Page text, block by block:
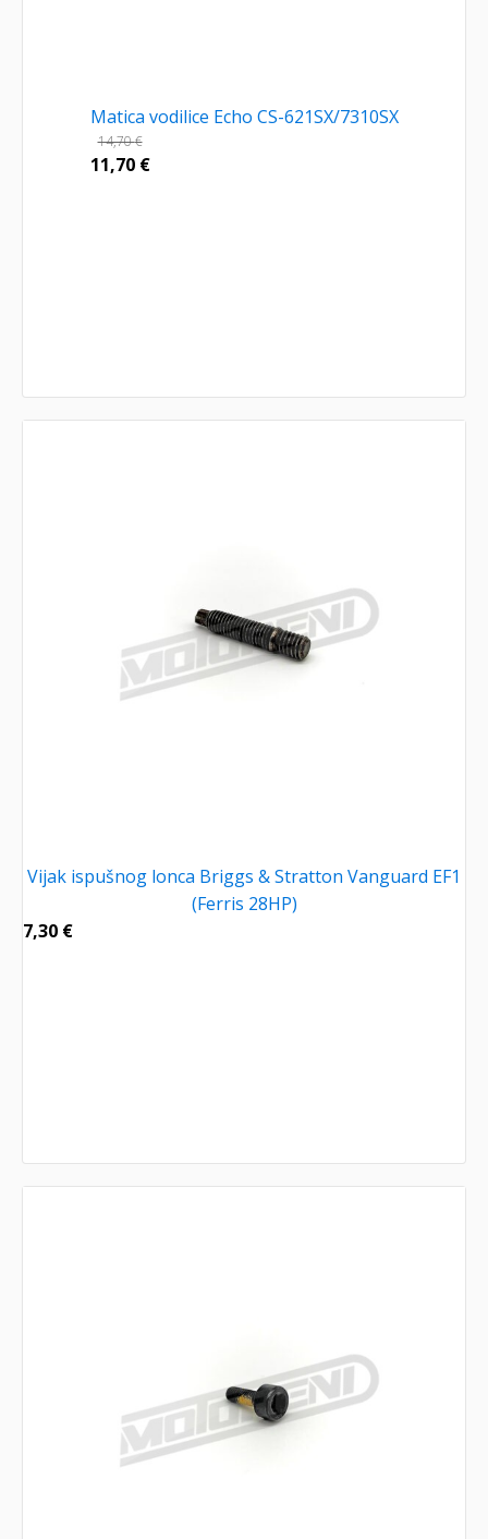
Matica vodilice Echo CS-621SX/7310SX
14,70€
11,70 €
Vijak ispušnog lonca Briggs & Stratton Vanguard EF1
(Ferris 28HP)
7,30 €